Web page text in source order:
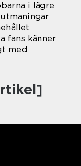
i lägre
fans känner
med